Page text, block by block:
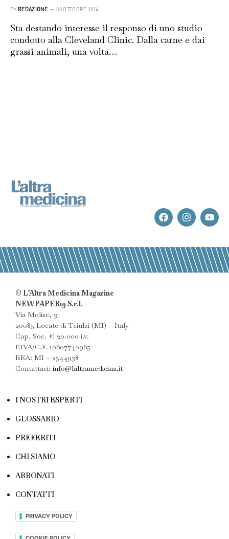
BY REDAZIONE 30 OTTOBRE 2014
Sta destando interesse il responso di uno studio
condotto alla Cleveland Clinic. Dalla carne e dai
grassi animali, una volta…
© L’Altra Medicina Magazine
NEWPAPER19 S.r.l.
Via Molise, 3
20085 Locate di Triulzi (MI) – Italy
Cap. Soc. € 20.000 i.v.
P.IVA/C.F. 10607740965
REA: MI – 2544938
Contattaci: info@laltramedicina.it
I NOSTRI ESPERTI
GLOSSARIO
PREFERITI
CHI SIAMO
ABBONATI
CONTATTI
PRIVACY POLICY